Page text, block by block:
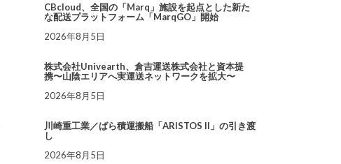
CBcloud、全国の「Marq」施設を起点とした新た
な配送プラットフォーム「MarqGO」開始
2026年8月5日
株式会社Univearth、倉吉運送株式会社と資本提
携〜山陰エリアへ実運送ネットワークを拡大〜
2026年8月5日
川崎重工業／ばら積運搬船「ARISTOS II」の引き渡
し
2026年8月5日